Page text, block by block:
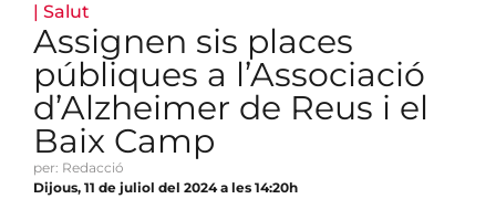
| Salut
Assignen sis places
públiques a l’Associació
d’Alzheimer de Reus i el
Baix Camp
per: Redacció
Dijous, 11 de juliol del 2024 a les 14:20h